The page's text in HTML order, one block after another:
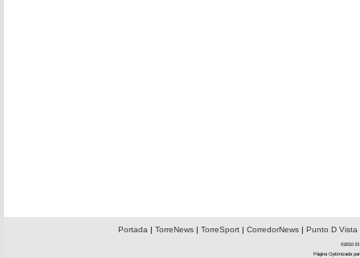
Portada | TorreNews| TorreSport| CorredorNews| Punto D Vista
©2010 El
Página Optimizada